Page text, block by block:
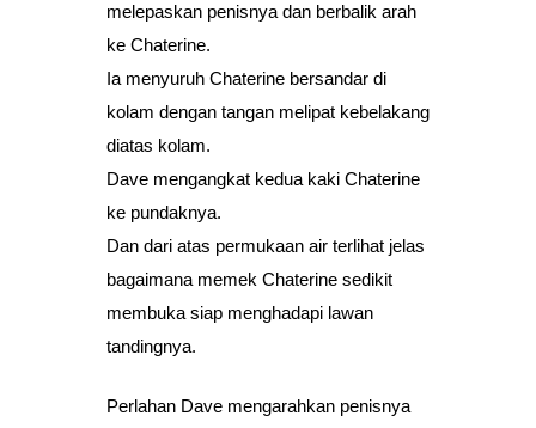
melepaskan penisnya dan berbalik arah
ke Chaterine.
Ia menyuruh Chaterine bersandar di
kolam dengan tangan melipat kebelakang
diatas kolam.
Dave mengangkat kedua kaki Chaterine
ke pundaknya.
Dan dari atas permukaan air terlihat jelas
bagaimana memek Chaterine sedikit
membuka siap menghadapi lawan
tandingnya.
Perlahan Dave mengarahkan penisnya